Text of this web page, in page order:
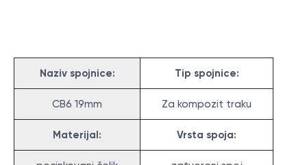
Naziv spojnice: Tip spojnice:
CB6 19mm Za kompozit traku
Materijal: Vrsta spoja: